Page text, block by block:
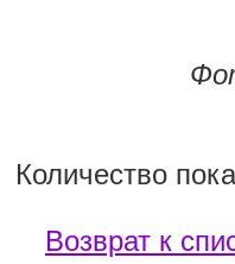
Количество
Возврат к